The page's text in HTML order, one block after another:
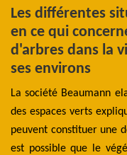
Les différentes
en ce qui
d'arbres dans la
ses environs
La société Beaumann
des espaces verts
peuvent constituer une
est possible que le